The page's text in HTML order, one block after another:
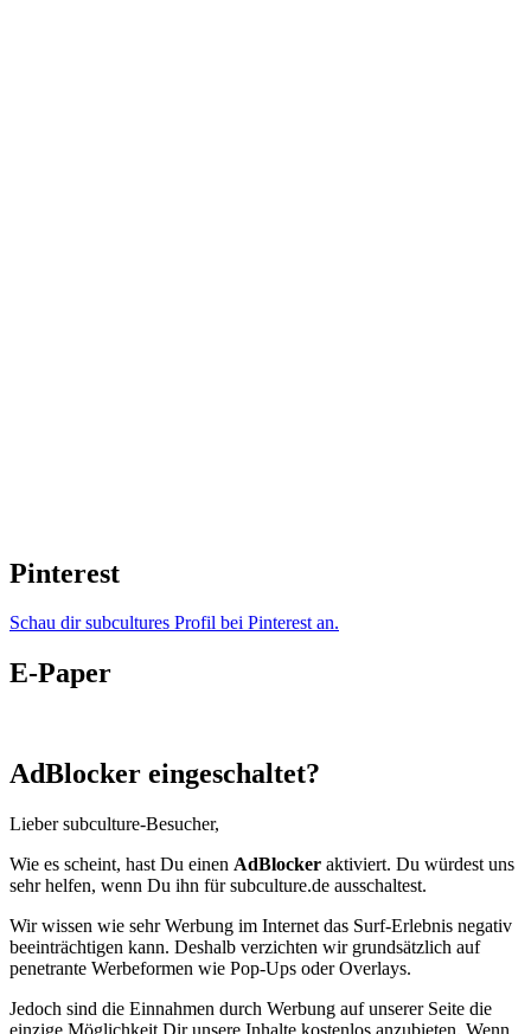
Pinterest
Schau dir subcultures Profil bei Pinterest an.
E-Paper
AdBlocker eingeschaltet?
Lieber subculture-Besucher,
Wie es scheint, hast Du einen AdBlocker aktiviert. Du würdest uns
sehr helfen, wenn Du ihn für subculture.de ausschaltest.
Wir wissen wie sehr Werbung im Internet das Surf-Erlebnis negativ
beeinträchtigen kann. Deshalb verzichten wir grundsätzlich auf
penetrante Werbeformen wie Pop-Ups oder Overlays.
Jedoch sind die Einnahmen durch Werbung auf unserer Seite die
einzige Möglichkeit Dir unsere Inhalte kostenlos anzubieten. Wenn